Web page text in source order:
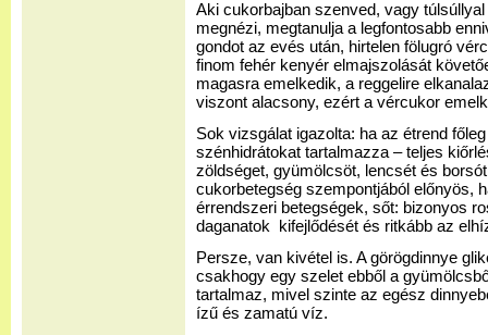
Aki cukorbajban szenved, vagy
megnézi, megtanulja a legfontosabb
gondot az evés után, hirtelen fölugró
finom fehér kenyér elmajszolását
magasra emelkedik, a reggelire
viszont alacsony, ezért a vércukor
Sok vizsgálat igazolta: ha az étrend
szénhidrátokat tartalmazza – teljes
zöldséget, gyümölcsöt, lencsét és
cukorbetegség szempontjából előnyös,
érrendszeri betegségek, sőt: bizonyos
daganatok kifejlődését és ritkább az
Persze, van kivétel is. A görögdinnye
csakhogy egy szelet ebből a
tartalmaz, mivel szinte az egész
ízű és zamatú víz.